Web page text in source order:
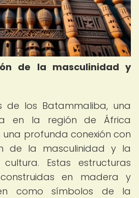
de la masculinidad y
de los Batammaliba, una
en la región de África
una profunda conexión con
de la masculinidad y la
Estas estructuras
en madera y
como símbolos de la